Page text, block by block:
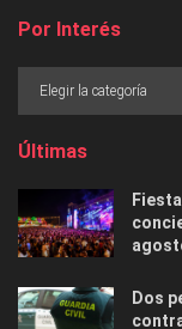
Por Interés
Últimas
Dos